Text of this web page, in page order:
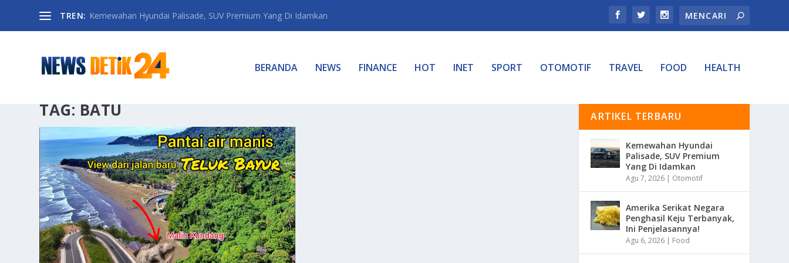
TREN: Kemewahan Hyundai Palisade, SUV Premium Yang Di Idamkan
BERANDA NEWS FINANCE HOT INET SPORT OTOMOTIF TRAVEL FOOD HEALTH
TAG: BATU ARTIKEL TERBARU
Kemewahan Hyundai
Palisade, SUV Premium
Yang Di Idamkan
Agu 7, 2026 | Otomotif
Amerika Serikat Negara
Penghasil Keju Terbanyak,
Ini Penjelasannya!
Agu 6, 2026 | Food